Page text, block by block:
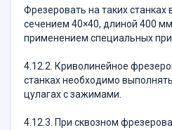
Фрезеровать на таких станках
сечением 40×40, длиной 400
применением специальных
4.12.2. Криволинейное
станках необходимо
цулагах с зажимами.
4.12.3. При сквозном